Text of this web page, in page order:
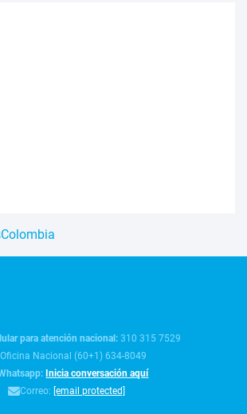
para atención nacional:310 315 7529
Oficina Nacional (60+1) 634-8049
Inicia conversación aquí
Correo: [email protected]